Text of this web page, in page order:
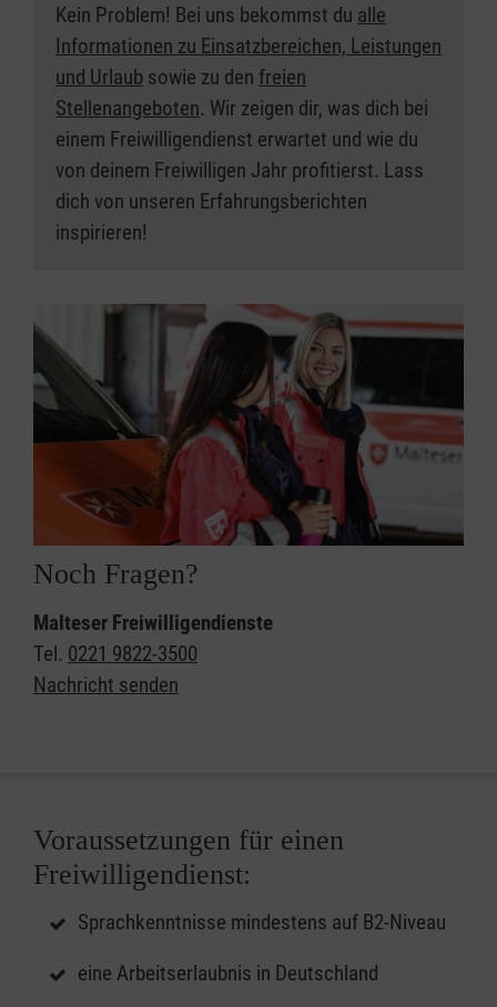
Kein Problem! Bei uns bekommst du alle
Informationen zu Einsatzbereichen, Leistungen
und Urlaub sowie zu den freien
Stellenangeboten. Wir zeigen dir, was dich bei
einem Freiwilligendienst erwartet und wie du
von deinem Freiwilligen Jahr profitierst. Lass
dich von unseren Erfahrungsberichten
inspirieren!
Noch Fragen?
Malteser Freiwilligendienste
Tel. 0221 9822-3500
Nachricht senden
Voraussetzungen für einen
Freiwilligendienst:
Sprachkenntnisse mindestens auf B2-Niveau
eine Arbeitserlaubnis in Deutschland